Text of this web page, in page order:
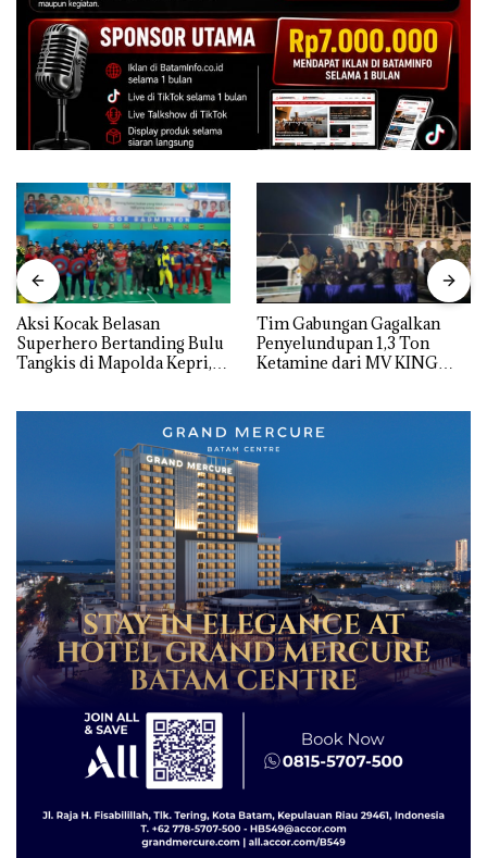
Aksi Kocak Belasan
Superhero Bertanding Bulu
Tangkis di Mapolda Kepri,
Tim Gabungan Gagalkan
Penyelundupan 1,3 Ton
Ketamine dari MV KING